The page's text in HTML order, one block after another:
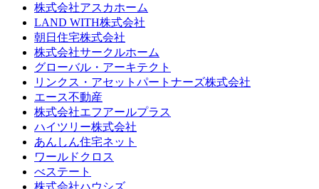
株式会社アスカホーム
LAND WITH株式会社
朝日住宅株式会社
株式会社サークルホーム
グローバル・アーキテクト
リンクス・アセットパートナーズ株式会社
エース不動産
株式会社エフアールプラス
ハイツリー株式会社
あんしん住宅ネット
ワールドクロス
べステート
株式会社ハウシズ